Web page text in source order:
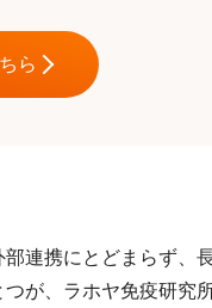
ら
連携にとどまらず
が、ラホヤ免疫研